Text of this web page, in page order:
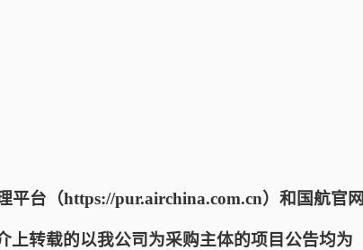
台（https://pur.airchina.com.cn）和国航官网
上转载的以我公司为采购主体的项目公告均为